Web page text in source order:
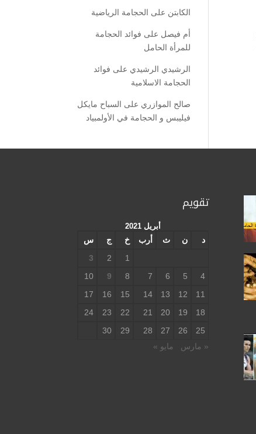
الكابتن على الحجامة الرياضية
أم فيصل على فوائد الحجامة
للمرأة الحامل
الرشيدي الرشيدي على فوائد
الحجامة الاسلامية
صالح الموازري على السباح مايكل
فيليبس و الحجامة في الأولمبياد
تقويم
أبريل 2021
د ن ث أرب خ ج
س
1
2
3
4
5
6
7
8
9
10
11
12
13
14
15
16
17
18
19
20
21
22
23
24
25
26
27
28
29
30
« مارس
مايو »